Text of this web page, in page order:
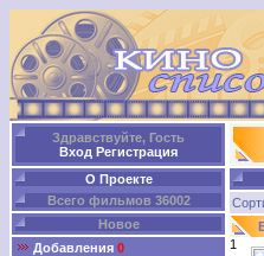
Здравствуйте, Гость
Вход Регистрация
О Проекте
Всего фильмов 36002
Новое
Добавления 0
1